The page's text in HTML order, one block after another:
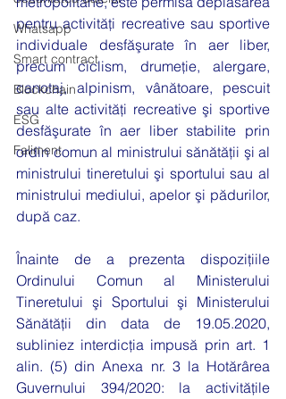
Whatsapp
Smart contract
Blockchain
ESG
Faliment
pentru activităţi recreative sau sportive
individuale desfăşurate în aer liber,
precum ciclism, drumeţie, alergare,
canotaj, alpinism, vânătoare, pescuit
sau alte activităţi recreative şi sportive
desfăşurate în aer liber stabilite prin
ordin comun al ministrului sănătăţii şi al
ministrului tineretului şi sportului sau al
ministrului mediului, apelor şi pădurilor,
după caz.
Înainte de a prezenta dispoziţiile
Ordinului Comun al Ministerului
Tineretului şi Sportului şi Ministerului
Sănătăţii din data de 19.05.2020,
subliniez interdicţia impusă prin art. 1
alin. (5) din Anexa nr. 3 la Hotărârea
Guvernului 394/2020: la activităţile